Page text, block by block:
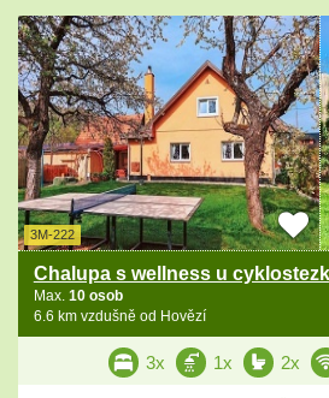
3M-222
Chalupa s wellness u
Max. 10 osob
6.6 km vzdušně od Hovězí
3x 1x 2x